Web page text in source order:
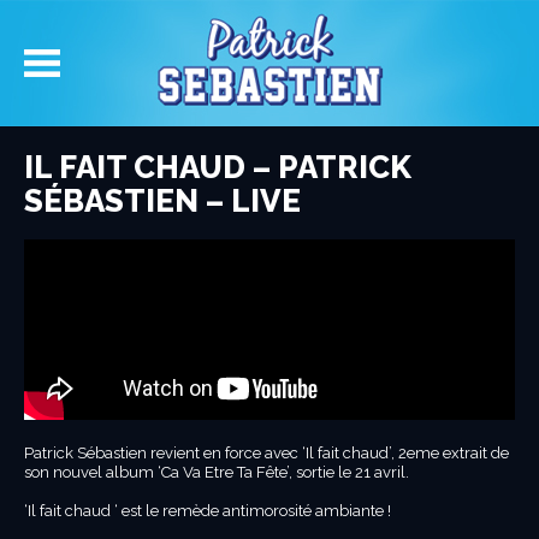
IL FAIT CHAUD – PATRICK
SÉBASTIEN – LIVE
Patrick Sébastien revient en force avec ‘Il fait chaud’, 2eme extrait de
son nouvel album ‘Ca Va Etre Ta Fête’, sortie le 21 avril.
‘Il fait chaud ‘ est le remède antimorosité ambiante !